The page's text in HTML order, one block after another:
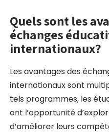
Quels sont les
échanges
internationaux?
Les avantages des
internationaux sont
tels programmes, les
ont l’opportunité
d’améliorer leurs